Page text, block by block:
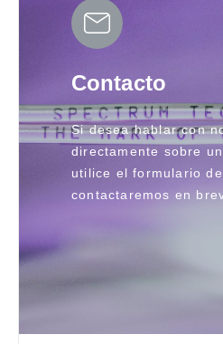
Contacto
Si desea hablar con
directamente sobre un
utilice el formulario
contactaremos en